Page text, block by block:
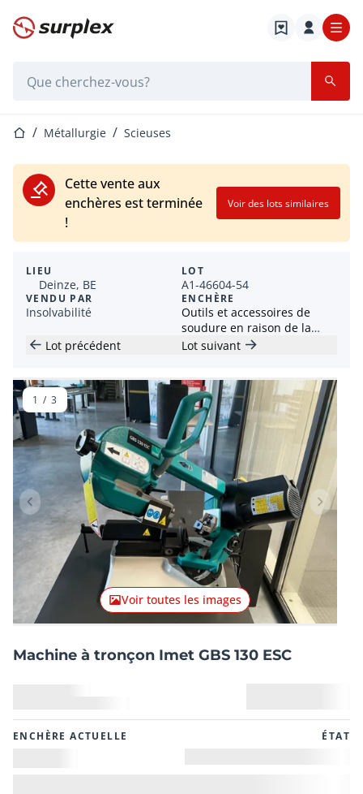
Page d'accueil
Page d'accueil
Métallurgie Scieuses
Cette vente aux
enchères est terminée
!
Voir des lots similaires
LIEU
Deinze, BE
VENDU PAR
Insolvabilité
LOT
A1-46604-54
ENCHÈRE
Outils et accessoires de
soudure en raison de la
faillite de VAMATEC BV
Lot précédent Lot suivant
Lot précédent Lot
Voir toutes les images
1 / 3
Machine à tronçon Imet GBS 130 ESC
ENCHÈRE ACTUELLE ÉTAT